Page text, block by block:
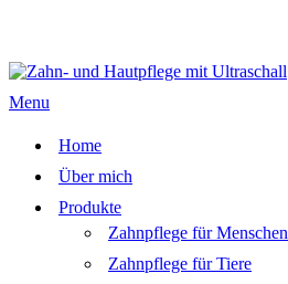
Menu
Home
Über mich
Produkte
Zahnpflege für Menschen
Zahnpflege für Tiere